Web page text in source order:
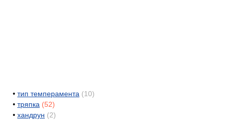
• тип темперамента (10)
• тряпка (52)
• хандрун (2)